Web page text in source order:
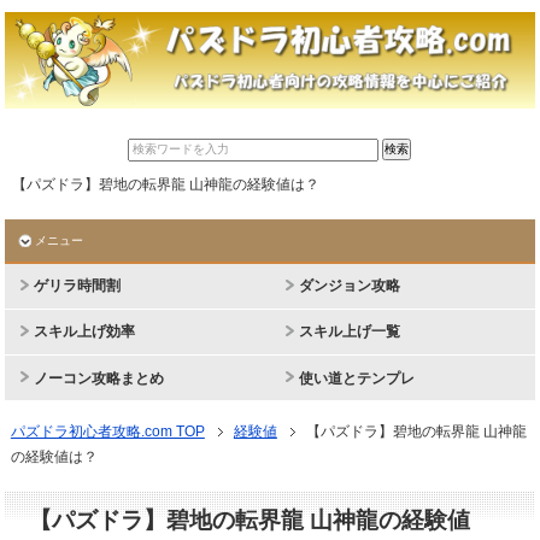
【パズドラ】碧地の転界龍 山神龍の経験値は？
メニュー
ゲリラ時間割 ダンジョン攻略
スキル上げ効率 スキル上げ一覧
ノーコン攻略まとめ 使い道とテンプレ
パズドラ初心者攻略.com TOP 経験値
【パズドラ】碧地の転界龍 山神龍
の経験値は？
【パズドラ】碧地の転界龍 山神龍の経験値